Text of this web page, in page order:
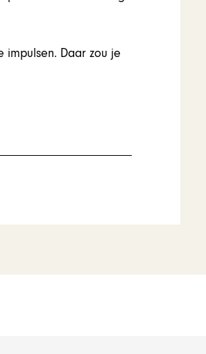
impulsen. Daar zou je